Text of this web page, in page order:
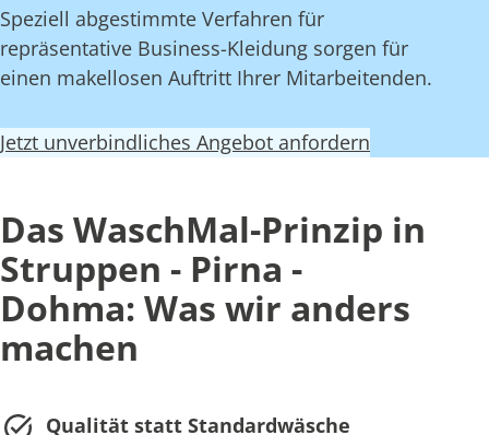
Speziell abgestimmte Verfahren für
repräsentative Business-Kleidung sorgen für
einen makellosen Auftritt Ihrer Mitarbeitenden.
Jetzt unverbindliches Angebot anfordern
Das WaschMal-Prinzip in
Struppen - Pirna -
Dohma: Was wir anders
machen
Qualität statt Standardwäsche